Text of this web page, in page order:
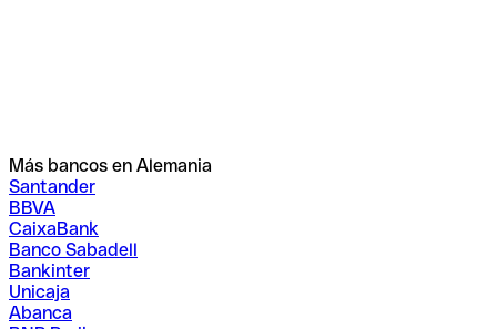
Más bancos en Alemania
Santander
BBVA
CaixaBank
Banco Sabadell
Bankinter
Unicaja
Abanca